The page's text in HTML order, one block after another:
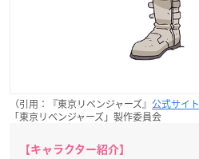
（引用：『東京リベンジャーズ』 公式サイト
「東京リベンジャーズ」製作委員会
【キャラクター紹介】